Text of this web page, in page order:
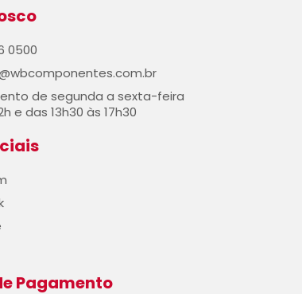
0500
de segunda a sexta-feira
e das 13h30 às 17h30
Pagamento